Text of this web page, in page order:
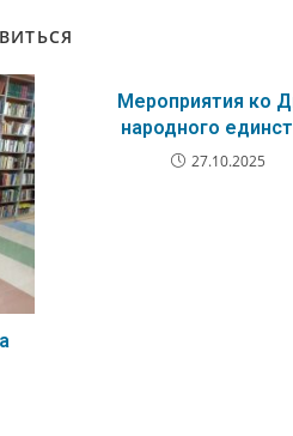
Мероприятия ко
народного
27.10.2025